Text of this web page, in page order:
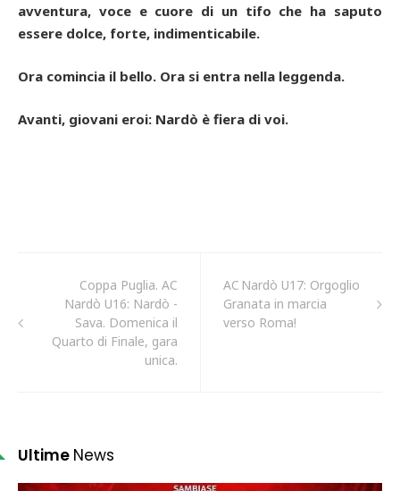
avventura, voce e cuore di un tifo che ha saputo
essere dolce, forte, indimenticabile.
Ora comincia il bello. Ora si entra nella leggenda.
Avanti, giovani eroi: Nardò è fiera di voi.
Coppa Puglia. AC
Nardò U16: Nardò -
Sava. Domenica il
Quarto di Finale, gara
unica.
AC Nardò U17: Orgoglio
Granata in marcia
verso Roma!
Ultime News